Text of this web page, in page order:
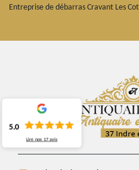
Entreprise de débarras Cravant Les
5.0
Lire nos 17 avis